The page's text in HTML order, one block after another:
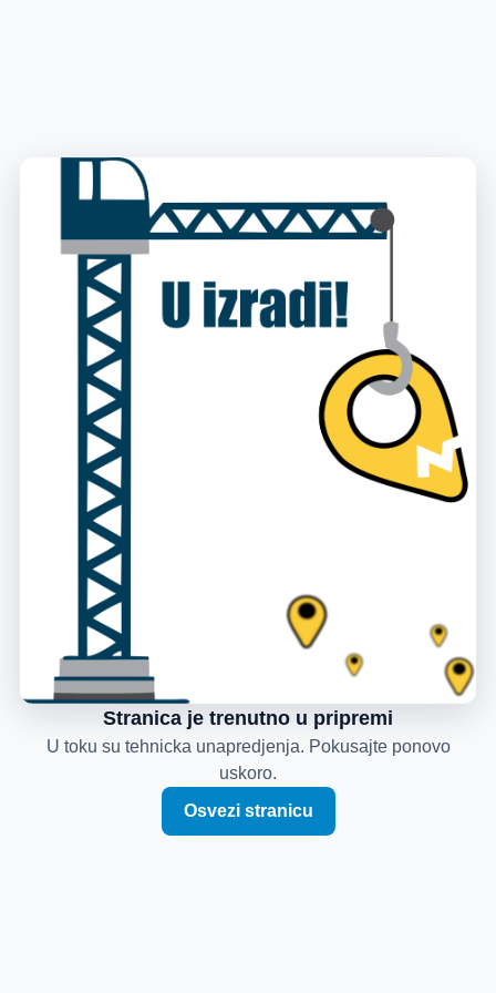
Stranica je trenutno u pripremi
U toku su tehnicka unapredjenja. Pokusajte ponovo
uskoro.
Osvezi stranicu